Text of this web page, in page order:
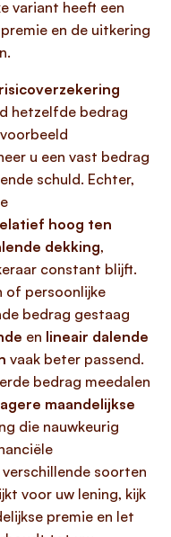
variant heeft een
en de uitkering
hetzelfde bedrag
u een vast bedrag
schuld. Echter,
hoog ten
dekking,
constant blijft.
of persoonlijke
bedrag gestaag
en lineair dalende
vaak beter passend.
bedrag meedalen
maandelijkse
die nauwkeurig
soorten
voor uw lening, kijk
premie en let